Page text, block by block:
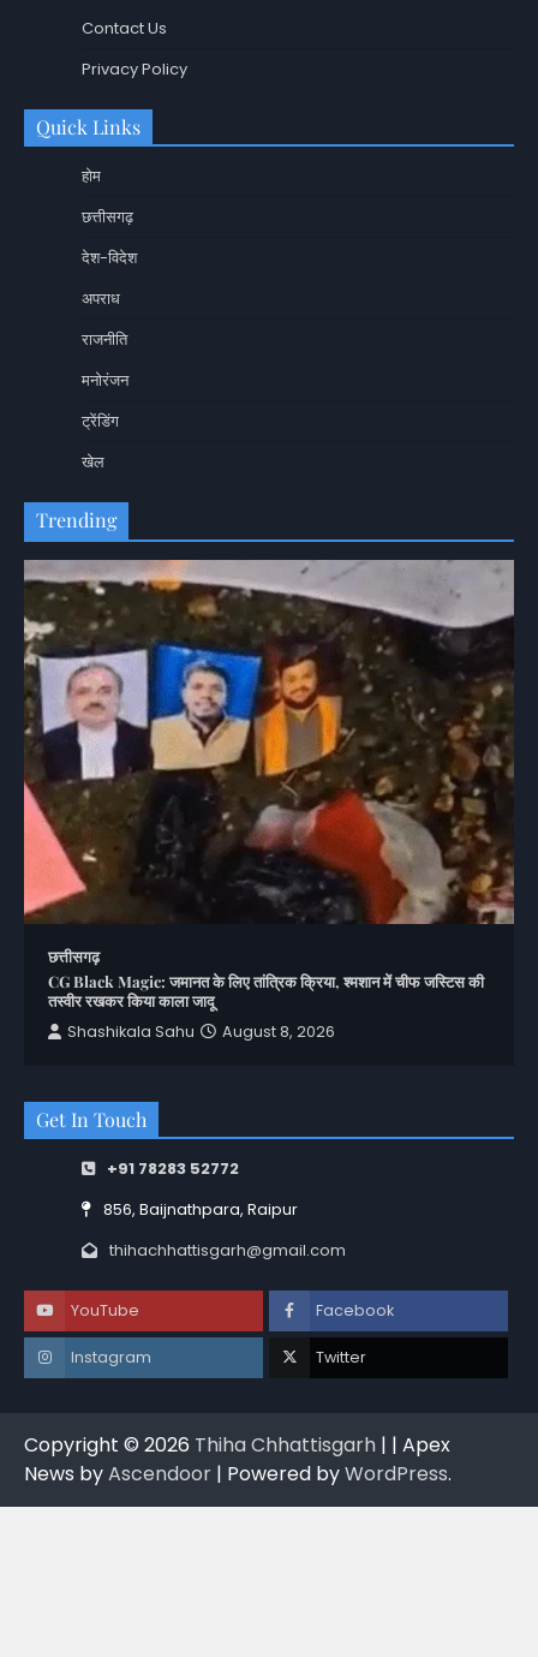
Contact Us
Privacy Policy
Quick Links
होम
छत्तीसगढ़
देश-विदेश
अपराध
राजनीति
मनोरंजन
ट्रेंडिंग
खेल
Trending
छत्तीसगढ़
CG Black Magic: जमानत के लिए तांत्रिक क्रिया, श्मशान में चीफ जस्टिस की
तस्वीर रखकर किया काला जादू
Shashikala Sahu
August 8, 2026
Get In Touch
+91 78283 52772
856, Baijnathpara, Raipur
thihachhattisgarh@gmail.com
YouTube Facebook
Instagram Twitter
Copyright © 2026 Thiha Chhattisgarh | | Apex
News byAscendoor | Powered byWordPress.